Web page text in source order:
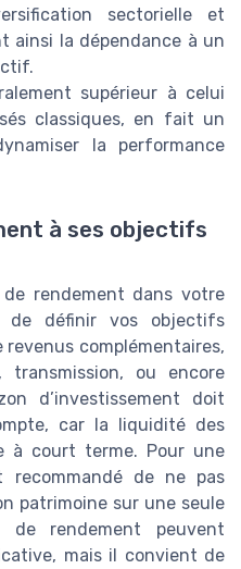
sectorielle et
ainsi la dépendance à un
supérieur à celui
classiques, en fait un
la performance
à ses objectifs
rendement dans votre
de définir vos objectifs
complémentaires,
ou encore
d’investissement doit
car la liquidité des
à court terme. Pour une
recommandé de ne pas
patrimoine sur une seule
de rendement peuvent
mais il convient de